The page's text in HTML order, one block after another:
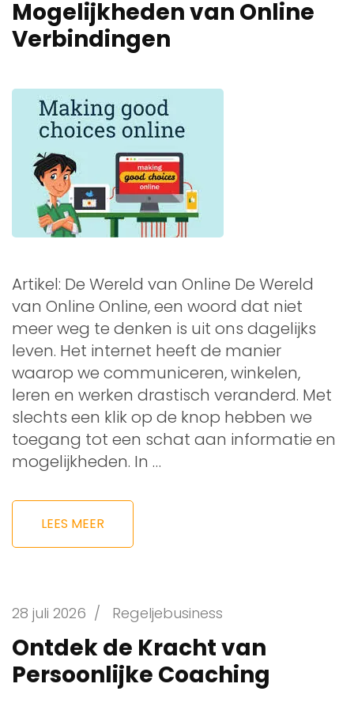
Mogelijkheden van Online
Verbindingen
Artikel: De Wereld van Online De Wereld
van Online Online, een woord dat niet
meer weg te denken is uit ons dagelijks
leven. Het internet heeft de manier
waarop we communiceren, winkelen,
leren en werken drastisch veranderd. Met
slechts een klik op de knop hebben we
toegang tot een schat aan informatie en
mogelijkheden. In …
LEES MEER
28 juli 2026 / Regeljebusiness
Ontdek de Kracht van
Persoonlijke Coaching